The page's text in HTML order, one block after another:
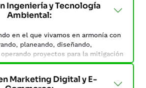
para la toma de decisiones de
mediante métodos cuantitativos que
Ingeniería y Tecnología
Ambiental:
en el que vivamos en armonía con
planeando, diseñando,
proyectos para la mitigación
ambiental causada por las
Marketing Digital y E-